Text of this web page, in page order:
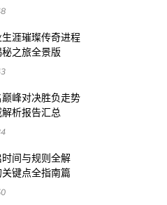
涯璀璨传奇进程
之旅全景版
峰对决胜负走势
析报告汇总
间与规则全解
键点全指南篇